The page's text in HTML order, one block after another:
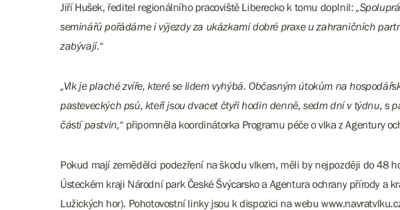
Jiří Hušek, ředitel regionálního pracoviště Liberecko k tomu doplnil:
seminářů pořádáme i výjezdy za ukázkami dobré praxe u zahraničních
zabývají.“
„Vlk je plaché zvíře, které se lidem vyhýbá. Občasným útokům na
pasteveckých psů, kteří jsou dvacet čtyři hodin denně, sedm dní v týdnu, s
částí pastvin,“ připomněla koordinátorka Programu péče o vlka z Agentury
Pokud mají zemědělci podezření na škodu vlkem, měli by nejpozději do 48
Ústeckém kraji Národní park České Švýcarsko a Agentura ochrany přírody a
Lužických hor). Pohotovostní linky jsou k dispozici na webu